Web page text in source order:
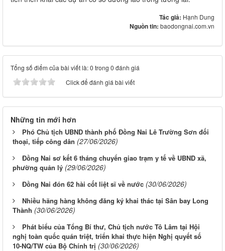
Tác giả: Hạnh Dung
Nguồn tin: baodongnai.com.vn
Tổng số điểm của bài viết là: 0 trong 0 đánh giá
Click để đánh giá bài viết
Những tin mới hơn
Phó Chủ tịch UBND thành phố Đồng Nai Lê Trường Sơn đối
thoại, tiếp công dân (27/06/2026)
Đồng Nai sơ kết 6 tháng chuyển giao trạm y tế về UBND xã,
phường quản lý (29/06/2026)
Đồng Nai đón 62 hài cốt liệt sĩ về nước (30/06/2026)
Nhiều hãng hàng không đăng ký khai thác tại Sân bay Long
Thành (30/06/2026)
Phát biểu của Tổng Bí thư, Chủ tịch nước Tô Lâm tại Hội
nghị toàn quốc quán triệt, triển khai thực hiện Nghị quyết số
10-NQ/TW của Bộ Chính trị (30/06/2026)